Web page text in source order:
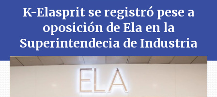
K-Elasprit se registró pese a
oposición de Ela en la
Superintendecia de Industria